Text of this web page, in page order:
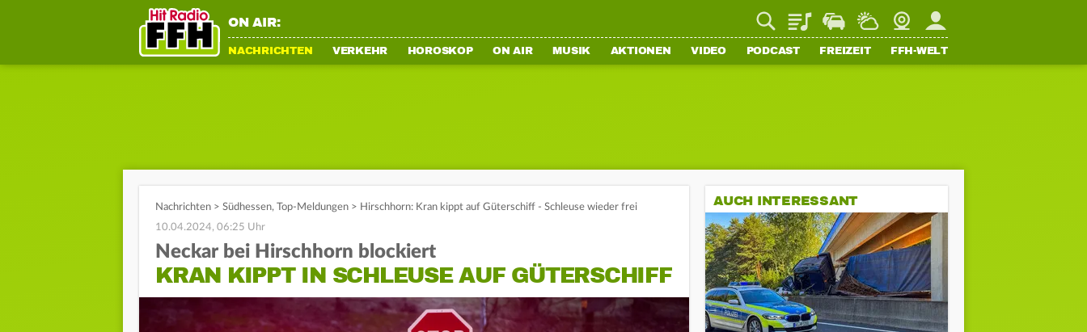
ON AIR: PlaylistStaupilotWetterWebcamMein FFH
NACHRICHTEN VERKEHR HOROSKOP ON AIR MUSIK AKTIONEN VIDEO PODCAST FREIZEIT FFH-WELT
Nachrichten > Südhessen, Top-Meldungen > Hirschhorn: Kran kippt auf Güterschiff - Schleuse wieder frei
10.04.2024, 06:25 Uhr
Neckar bei Hirschhorn blockiert
KRAN KIPPT IN SCHLEUSE AUF GÜTERSCHIFF
AUCH INTERESSANT